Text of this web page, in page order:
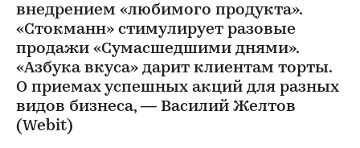
внедрением «любимого продукта».
«Стокманн» стимулирует разовые
продажи «Сумасшедшими днями».
«Азбука вкуса» дарит клиентам торты.
О приемах успешных акций для разных
видов бизнеса, — Василий Желтов
(Webit)